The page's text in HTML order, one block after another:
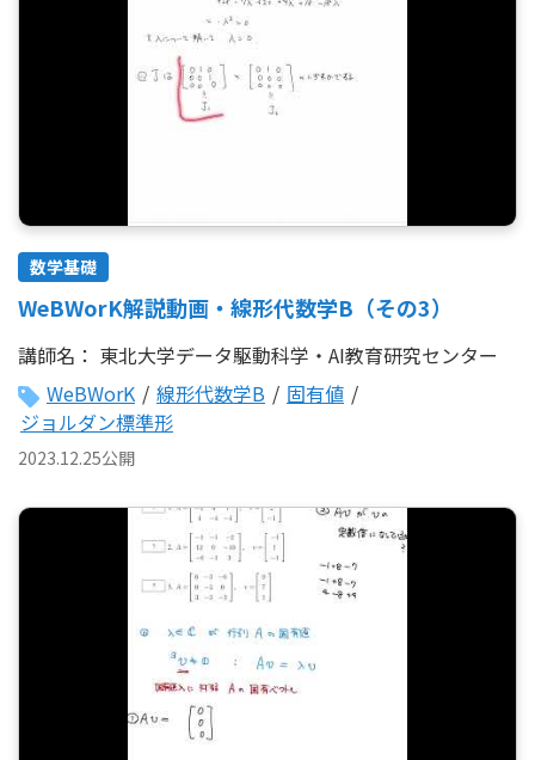
数学基礎
WeBWorK解説動画・線形代数学B（その3）
講師名： 東北大学データ駆動科学・AI教育研究センター
WeBWorK / 線形代数学B / 固有値 /
ジョルダン標準形
2023.12.25公開